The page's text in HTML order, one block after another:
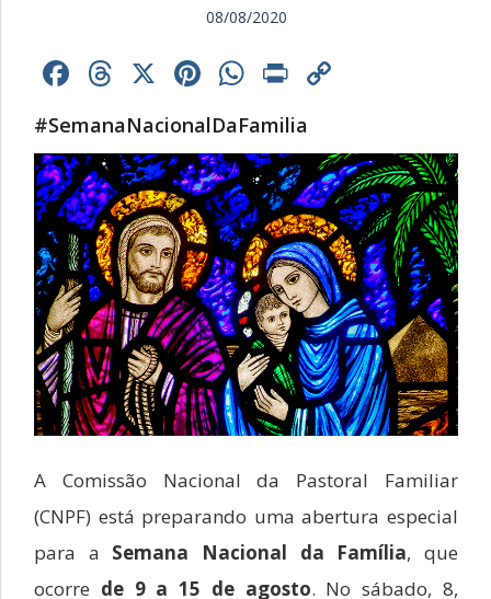
08/08/2020
Facebook
Threads
X Pinterest
WhatsApp
Print
#SemanaNacionalDaFamilia
A Comissão Nacional da Pastoral Familiar
(CNPF) está preparando uma abertura especial
para a Semana Nacional da Família, que
ocorre de 9 a 15 de agosto. No sábado, 8,